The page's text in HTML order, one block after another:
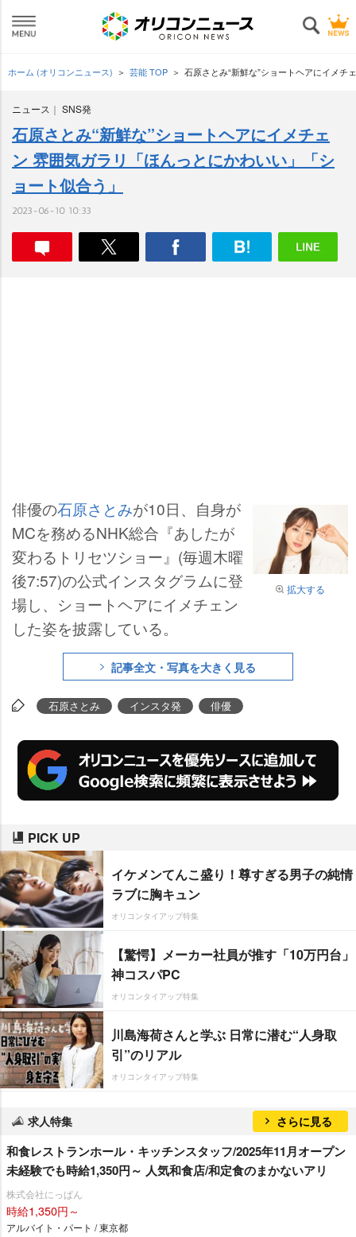
ホーム (オリコンニュース) 芸能 TOP 石原さとみ“新鮮な”ショートヘアにイメチ
ニュース SNS発
石原さとみ“新鮮な”ショートヘアにイメチェ
ン 雰囲気ガラリ「ほんっとにかわいい」「シ
ョート似合う」
2023-06-10 10:33
拡大する
俳優の石原さとみが10日、自身が
MCを務めるNHK総合『あしたが
変わるトリセツショー』(毎週木曜
後7:57)の公式インスタグラムに登
場し、ショートヘアにイメチェン
した姿を披露している。
記事全文・写真を大きく見る
石原さとみ インスタ発 俳優
PICK UP
イケメンてんこ盛り！尊すぎる男子の純情
ラブに胸キュン
オリコンタイアップ特集
【驚愕】メーカー社員が推す「10万円台」
神コスパPC
オリコンタイアップ特集
川島海荷さんと学ぶ 日常に潜む“人身取
引”のリアル
オリコンタイアップ特集
求人特集 さらに見る
和食レストランホール・キッチンスタッフ/2025年11月オープン
未経験でも時給1,350円～ 人気和食店/和定食のまかないアリ
株式会社にっぱん
時給1,350円～
アルバイト・パート / 東京都